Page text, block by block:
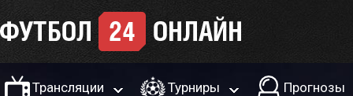
Трансляции Турниры Прогнозы